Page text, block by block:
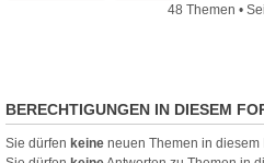
48 Themen •
BERECHTIGUNGEN IN DIESEM
Sie dürfen keine neuen Themen in diesem